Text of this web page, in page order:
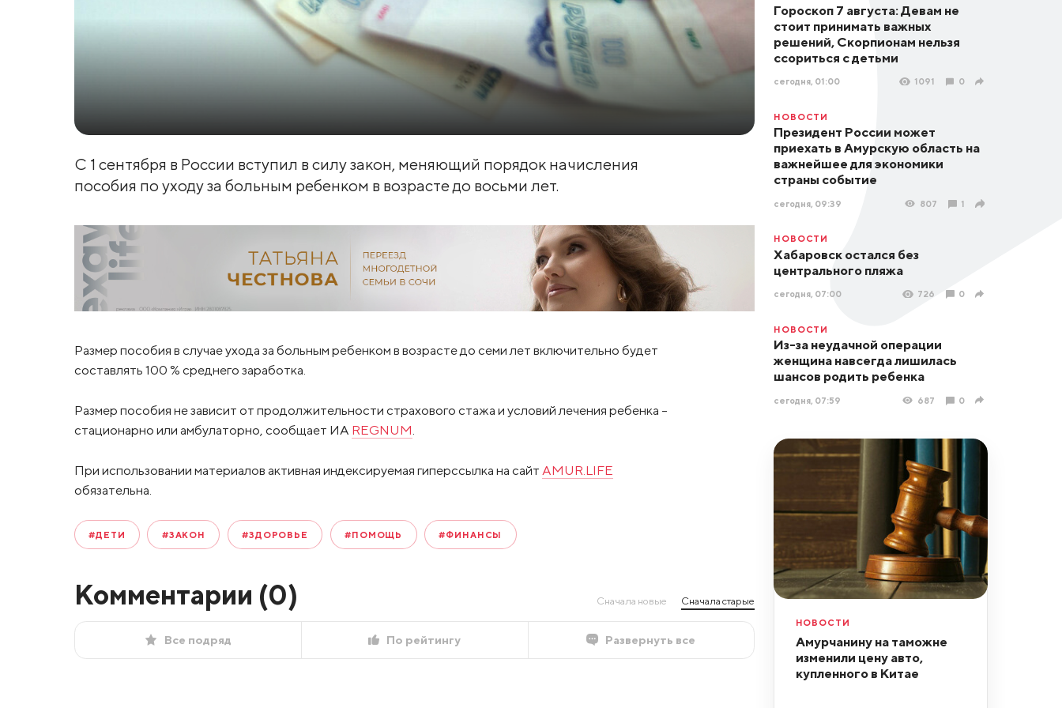
С 1 сентября в России вступил в силу закон, меняющий порядок начисления
пособия по уходу за больным ребенком в возрасте до восьми лет.
Размер пособия в случае ухода за больным ребенком в возрасте до семи лет включительно будет
составлять 100 % среднего заработка.
Размер пособия не зависит от продолжительности страхового стажа и условий лечения ребенка –
стационарно или амбулаторно, сообщает ИА REGNUM
При использовании материалов активная индексируемая гиперссылка на сайт AMUR.LIFE
обязательна.
#ДЕТИ #ЗАКОН #ЗДОРОВЬЕ #ПОМОЩЬ #ФИНАНСЫ
Комментарии (0) Сначала новые Сначала старые
Все подряд По рейтингу Развернуть все
Гороскоп 7 августа: Девам не
стоит принимать важных
решений, Скорпионам нельзя
ссориться с детьми
сегодня, 01:00 1091 0
НОВОСТИ
Президент России может
приехать в Амурскую область на
важнейшее для экономики
страны событие
сегодня, 09:39 807 1
НОВОСТИ
Хабаровск остался без
центрального пляжа
сегодня, 07:00 726 0
НОВОСТИ
Из-за неудачной операции
женщина навсегда лишилась
шансов родить ребенка
сегодня, 07:59 687 0
НОВОСТИ
Амурчанину на таможне
изменили цену авто,
купленного в Китае